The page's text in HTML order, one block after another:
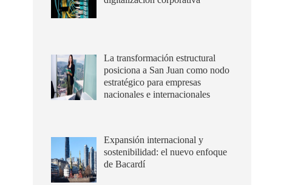
La transformación estructural
posiciona a San Juan como nodo
estratégico para empresas
nacionales e internacionales
Expansión internacional y
sostenibilidad: el nuevo enfoque
de Bacardí